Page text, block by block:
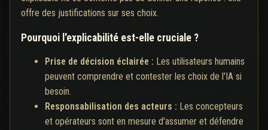
offre des justifications sur ses choix.
Pourquoi l'explicabilité est-elle cruciale ?
Prise de décision éclairée : Les utilisateurs humains
peuvent comprendre et contester les choix de l'IA si
besoin.
Responsabilisation des acteurs : Les concepteurs
et opérateurs sont en mesure d'assumer et défendre